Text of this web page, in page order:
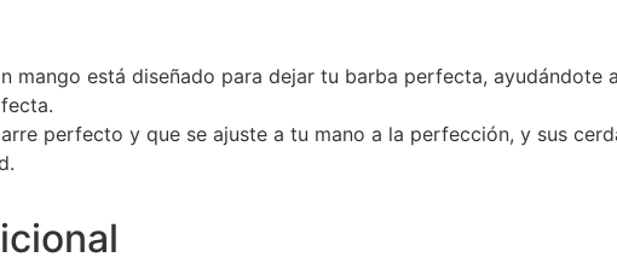
mango está diseñado para dejar tu barba perfecta, ayudándote
perfecto y que se ajuste a tu mano a la perfección, y sus